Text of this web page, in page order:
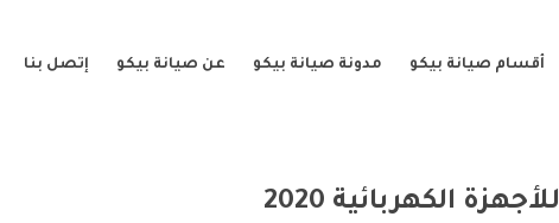
أقسام صيانة بيكو مدونة صيانة بيكو عن صيانة بيكو إتصل بنا
للأجهزة الكهربائية 2020